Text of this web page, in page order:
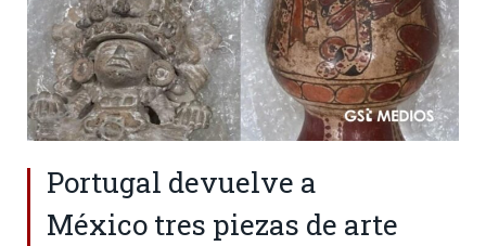
Portugal devuelve a
México tres piezas de arte